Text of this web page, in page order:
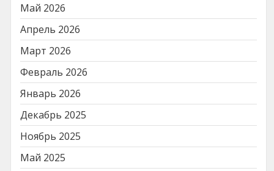
Май 2026
Апрель 2026
Март 2026
Февраль 2026
Январь 2026
Декабрь 2025
Ноябрь 2025
Май 2025